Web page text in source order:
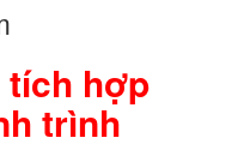
tích hợp
trình